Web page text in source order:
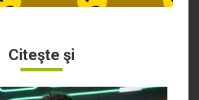
Citeşte şi